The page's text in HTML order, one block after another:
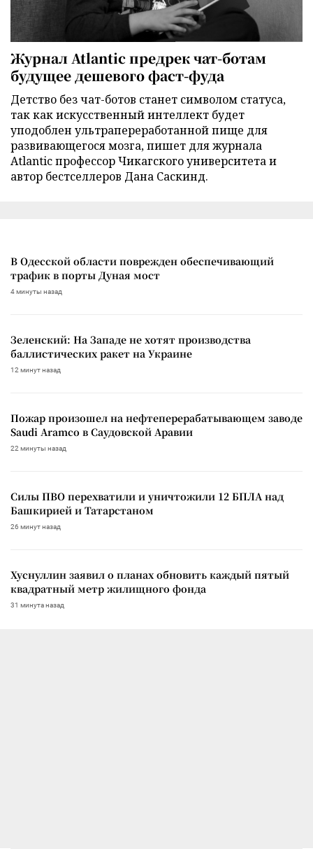
Журнал Atlantic предрек чат-ботам
будущее дешевого фаст-фуда
Детство без чат-ботов станет символом статуса,
так как искусственный интеллект будет
уподоблен ультрапереработанной пище для
развивающегося мозга, пишет для журнала
Atlantic профессор Чикагского университета и
автор бестселлеров Дана Саскинд.
В Одесской области поврежден обеспечивающий
трафик в порты Дуная мост
4 минуты назад
Зеленский: На Западе не хотят производства
баллистических ракет на Украине
12 минут назад
Пожар произошел на нефтеперерабатывающем заводе
Saudi Aramco в Саудовской Аравии
22 минуты назад
Силы ПВО перехватили и уничтожили 12 БПЛА над
Башкирией и Татарстаном
26 минут назад
Хуснуллин заявил о планах обновить каждый пятый
квадратный метр жилищного фонда
31 минута назад